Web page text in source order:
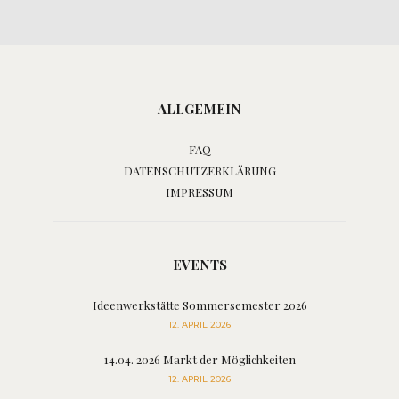
ALLGEMEIN
FAQ
DATENSCHUTZERKLÄRUNG
IMPRESSUM
EVENTS
Ideenwerkstätte Sommersemester 2026
12. APRIL 2026
14.04. 2026 Markt der Möglichkeiten
12. APRIL 2026